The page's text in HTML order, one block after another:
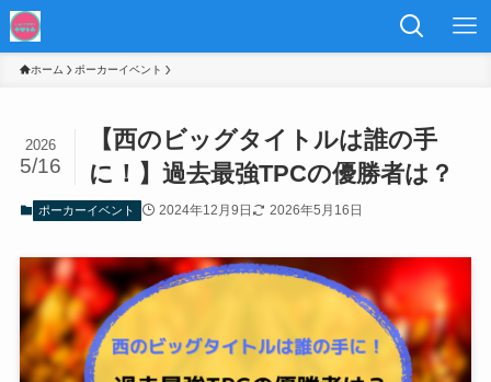
ホーム ポーカーイベント
【西のビッグタイトルは誰の手
に！】過去最強TPCの優勝者は？
2026
5/16
ポーカーイベント 2024年12月9日 2026年5月16日